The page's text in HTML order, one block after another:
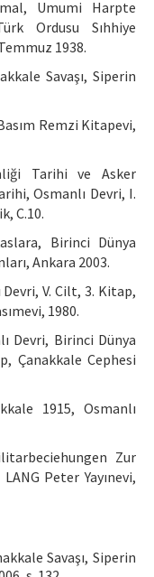
Umumi Harpte
Ordusu Sıhhiye
1938.
Savaşı, Siperin
Remzi Kitapevi,
Tarihi ve Asker
Osmanlı Devri, I.
C.10.
Birinci Dünya
Ankara 2003.
V. Cilt, 3. Kitap,
1980.
Devri, Birinci Dünya
Çanakkale Cephesi
1915, Osmanlı
Zur
Peter Yayınevi,
Savaşı, Siperin